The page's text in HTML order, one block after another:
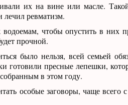
их на вине или масле.
лечил ревматизм.
чтобы опустить в них
прочной.
было нельзя, всей семьей
готовили пресные лепешки,
в этом году.
особые заговоры, чаще всего